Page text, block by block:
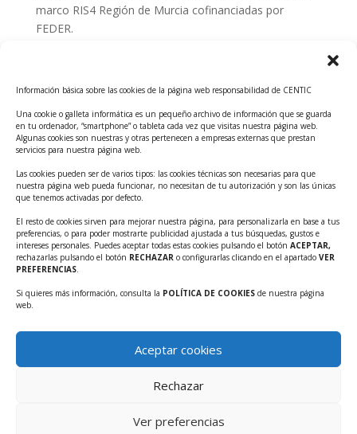
Información básica sobre las cookies de la página web responsabilidad de CENTIC
Una cookie o galleta informática es un pequeño archivo de información que se guarda
en tu ordenador, “smartphone” o tableta cada vez que visitas nuestra página web.
Algunas cookies son nuestras y otras pertenecen a empresas externas que prestan
servicios para nuestra página web.
Las cookies pueden ser de varios tipos: las cookies técnicas son necesarias para que
nuestra página web pueda funcionar, no necesitan de tu autorización y son las únicas
que tenemos activadas por defecto.
El resto de cookies sirven para mejorar nuestra página, para personalizarla en base a tus
preferencias, o para poder mostrarte publicidad ajustada a tus búsquedas, gustos e
intereses personales. Puedes aceptar todas estas cookies pulsando el botón ACEPTAR,
rechazarlas pulsando el botón RECHAZAR o configurarlas clicando en el apartado VER
PREFERENCIAS.
Si quieres más información, consulta la POLÍTICA DE COOKIES de nuestra página
web.
Aceptar cookies
Rechazar
Ver preferencias
marco RIS4 Región de Murcia cofinanciadas por
FEDER.
Tecnológicos 2ª ed.
Ayudas INFO para el apoyo a las empresas
innovadoras con potencial tecnológico y escalables
Convocatoria Cheque de Innovación. Ayudas INFO
para la contratación de servicios de Innovación y
Competitividad
Cheque Inversión del INFO. Ayudas para la
contratación de servicios de Innovación y
Competitividad para apoyar rondas de financiación.
Inscripciones abiertas!!
Ayudas INFO para la contratación de servicios de
Innovación y Competitividad (CHEQUE